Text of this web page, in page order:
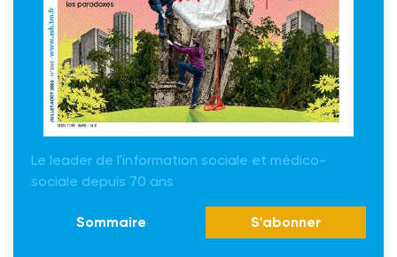
Le leader de l'information sociale et médico-
sociale depuis 70 ans
Sommaire S'abonner